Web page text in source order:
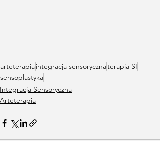
arteterapiaintegracja sensorycznaterapia SI
sensoplastyka
Integracja Sensoryczna
Arteterapia